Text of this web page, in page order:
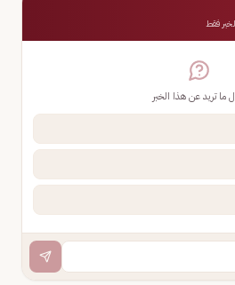
فقط
ما تريد عن هذا الخبر